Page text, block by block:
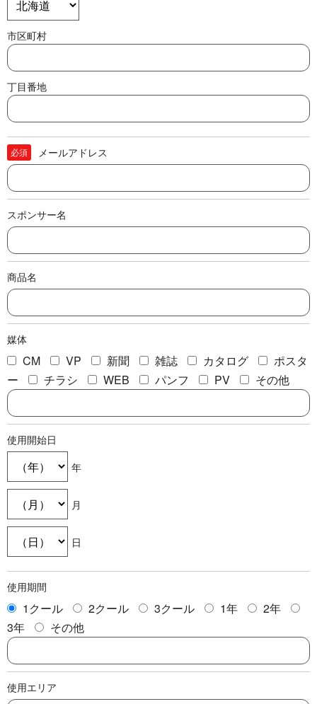
市区町村
丁目番地
必須 メールアドレス
スポンサー名
商品名
媒体
CM VP 新聞 雑誌 カタログ
ポスタ
ー
チラシ WEB パンフ PV その他
使用開始日
年
月
日
使用期間
1クール 2クール 3クール 1年
2年
3年
その他
使用エリア